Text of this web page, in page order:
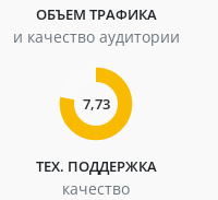
ОБЪЕМ ТРАФИКА
и качество аудитории
7,73
ТЕХ. ПОДДЕРЖКА
качество